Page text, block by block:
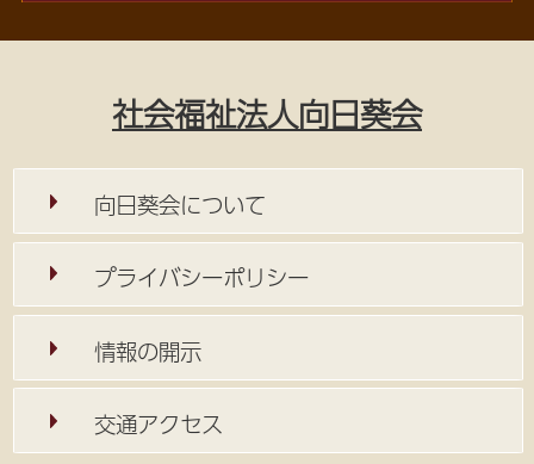
社会福祉法人向日葵会
向日葵会について
プライバシーポリシー
情報の開示
交通アクセス